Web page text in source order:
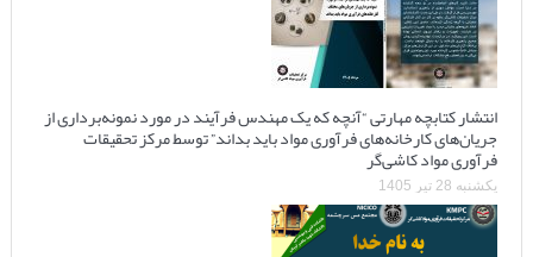
انتشار کتابچه مهارتی “آنچه که یک مهندس فرآیند در مورد نمونه‌برداری از
جریان‌های کارخانه‌های فرآوری مواد باید بداند” توسط مرکز تحقیقات
فرآوری مواد کاشی‌گر
یکشنبه 28 تیر 1405